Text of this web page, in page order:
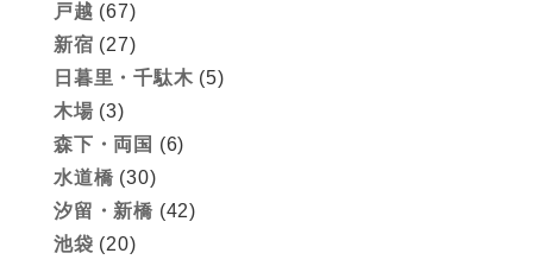
戸越 (67)
新宿 (27)
日暮里・千駄木 (5)
木場 (3)
森下・両国 (6)
水道橋 (30)
汐留・新橋 (42)
池袋 (20)